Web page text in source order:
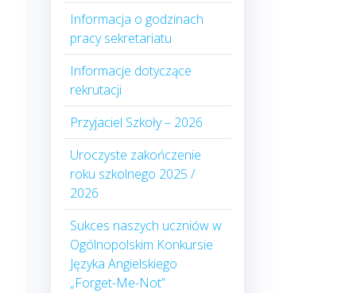
Informacja o godzinach
pracy sekretariatu
Informacje dotyczące
rekrutacji
Przyjaciel Szkoły – 2026
Uroczyste zakończenie
roku szkolnego 2025 /
2026
Sukces naszych uczniów w
Ogólnopolskim Konkursie
Języka Angielskiego
„Forget-Me-Not”